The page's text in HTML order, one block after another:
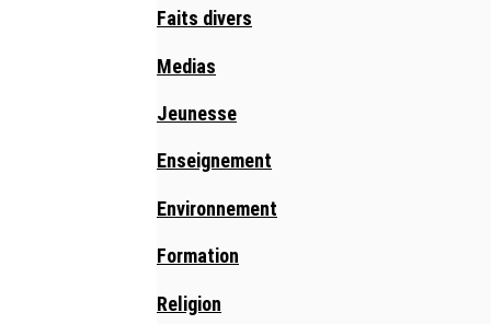
Faits divers
Medias
Jeunesse
Enseignement
Environnement
Formation
Religion